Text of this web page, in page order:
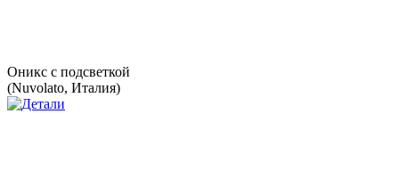
Оникс с подсветкой
(Nuvolato, Италия)